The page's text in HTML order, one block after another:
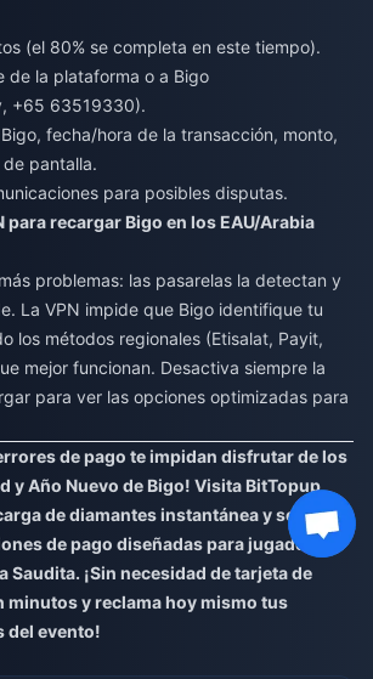
(el 80% se completa en este tiempo).
de la plataforma o a Bigo
, +65 63519330).
fecha/hora de la transacción, monto,
pantalla.
para posibles disputas.
para recargar Bigo en los EAU/Arabia
problemas: las pasarelas la detectan y
La VPN impide que Bigo identifique tu
los métodos regionales (Etisalat, Payit,
mejor funcionan. Desactiva siempre la
para ver las opciones optimizadas para
de pago te impidan disfrutar de los
y Año Nuevo de Bigo! Visita BitTopup
de diamantes instantánea y segura
de pago diseñadas para jugadores
Saudita. ¡Sin necesidad de tarjeta de
minutos y reclama hoy mismo tus
del evento!